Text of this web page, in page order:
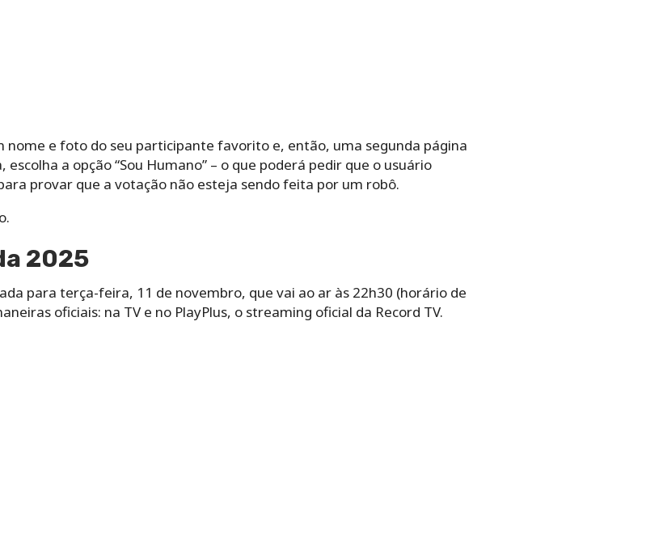
nome e foto do seu participante favorito e, então, uma segunda página
a opção “Sou Humano” – o que poderá pedir que o usuário
provar que a votação não esteja sendo feita por um robô.
2025
para terça-feira, 11 de novembro, que vai ao ar às 22h30 (horário de
oficiais: na TV e no PlayPlus, o streaming oficial da Record TV.